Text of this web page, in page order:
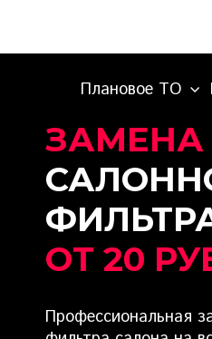
Плановое ТО
ЗАМЕНА
ОТ 20
Профессиональная